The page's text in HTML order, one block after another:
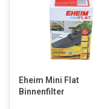
Eheim Mini Flat
Binnenfilter